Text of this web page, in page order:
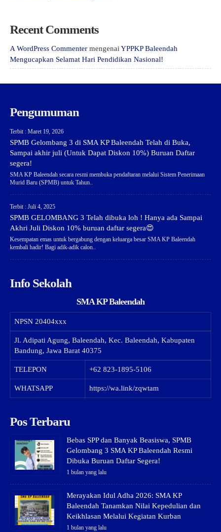
Recent Comments
A WordPress Commenter mengenai YPPKP Baleendah
Mengucapkan Selamat Hari Pendidikan Nasional!
Pengumuman
Terbit : Maret 19, 2026
SPMB Gelombang 3 di SMA KP Baleendah Telah di Buka,
Sampai akhir juli (Untuk Dapat Diskon 10%) Buruan Daftar
segera!
SMA KP Baleendah secara resmi membuka pendaftaran melalui Sistem Penerimaan
Murid Baru (SPMB) untuk Tahun..
Terbit : Juli 4, 2025
SPMB GELOMBANG 3 Telah dibuka loh ! Hanya ada Sampai
Akhri Juli Diskon 10% buruan daftar segera😍
Kesempatan emas untuk bergabung dengan keluarga besar SMA KP Baleendah
kembali hadir! Bagi adik-adik calon..
Info Sekolah
SMA KP Baleendah
NPSN 20404xxx
Jl. Adipati Agung, Baleendah, Kec. Baleendah, Kabupaten
Bandung, Jawa Barat 40375
TELEPON +62 823-1895-5106
WHATSAPP https://wa.link/zqwtam
Pos Terbaru
Bebas SPP dan Banyak Beasiswa, SPMB
Gelombang 3 SMA KP Baleendah Resmi
Dibuka Buruan Daftar Segera!
1 bulan yang lalu
Merayakan Idul Adha 2026: SMA KP
Baleendah Tanamkan Nilai Kepedulian dan
Keikhlasan Melalui Kegiatan Kurban
1 bulan yang lalu